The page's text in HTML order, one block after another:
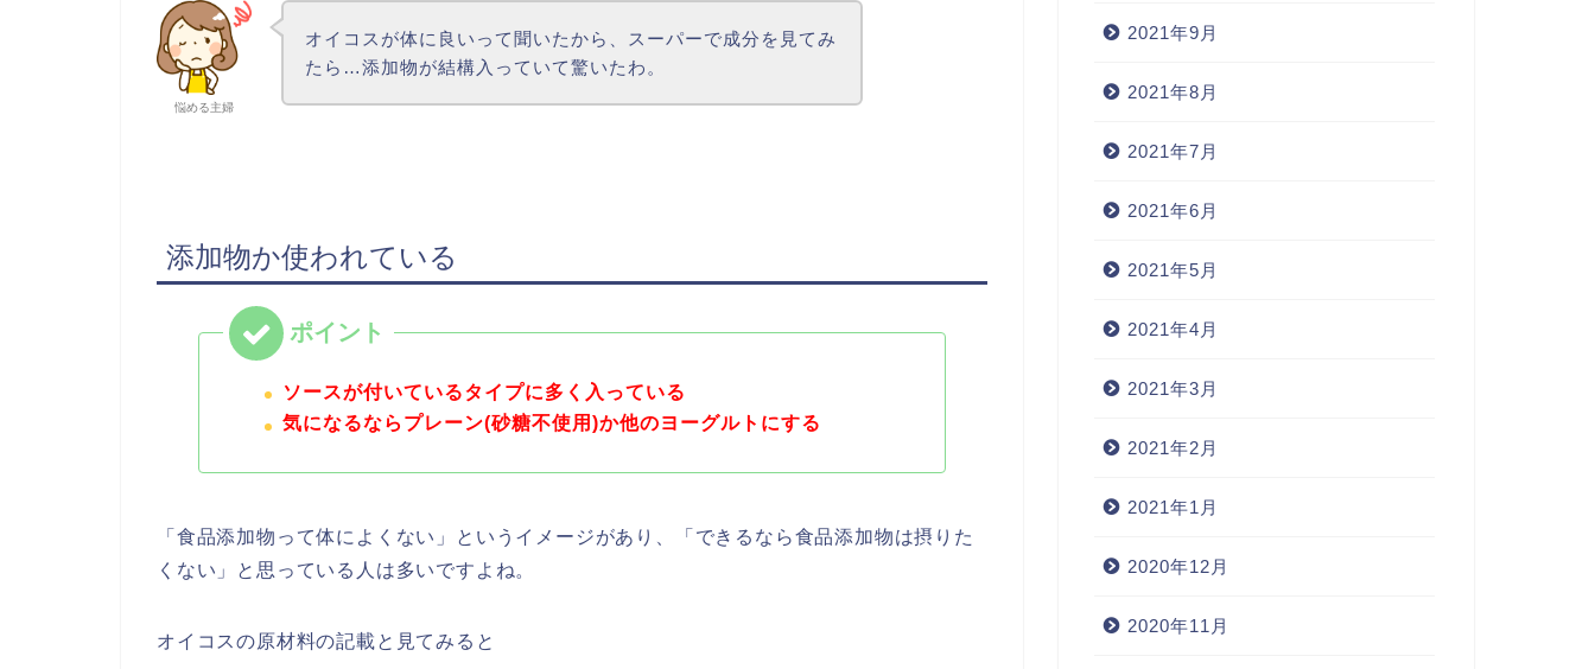
悩める主婦
オイコスが体に良いって聞いたから、スーパーで成分を見てみ
たら…添加物が結構入っていて驚いたわ。
添加物か使われている
ソースが付いているタイプに多く入っている
気になるならプレーン(砂糖不使用)か他のヨーグルトにする
「食品添加物って体によくない」というイメージがあり、「できるなら食品添加物は摂りた
くない」と思っている人は多いですよね。
オイコスの原材料の記載と見てみると
2021年9月
2021年8月
2021年7月
2021年6月
2021年5月
2021年4月
2021年3月
2021年2月
2021年1月
2020年12月
2020年11月